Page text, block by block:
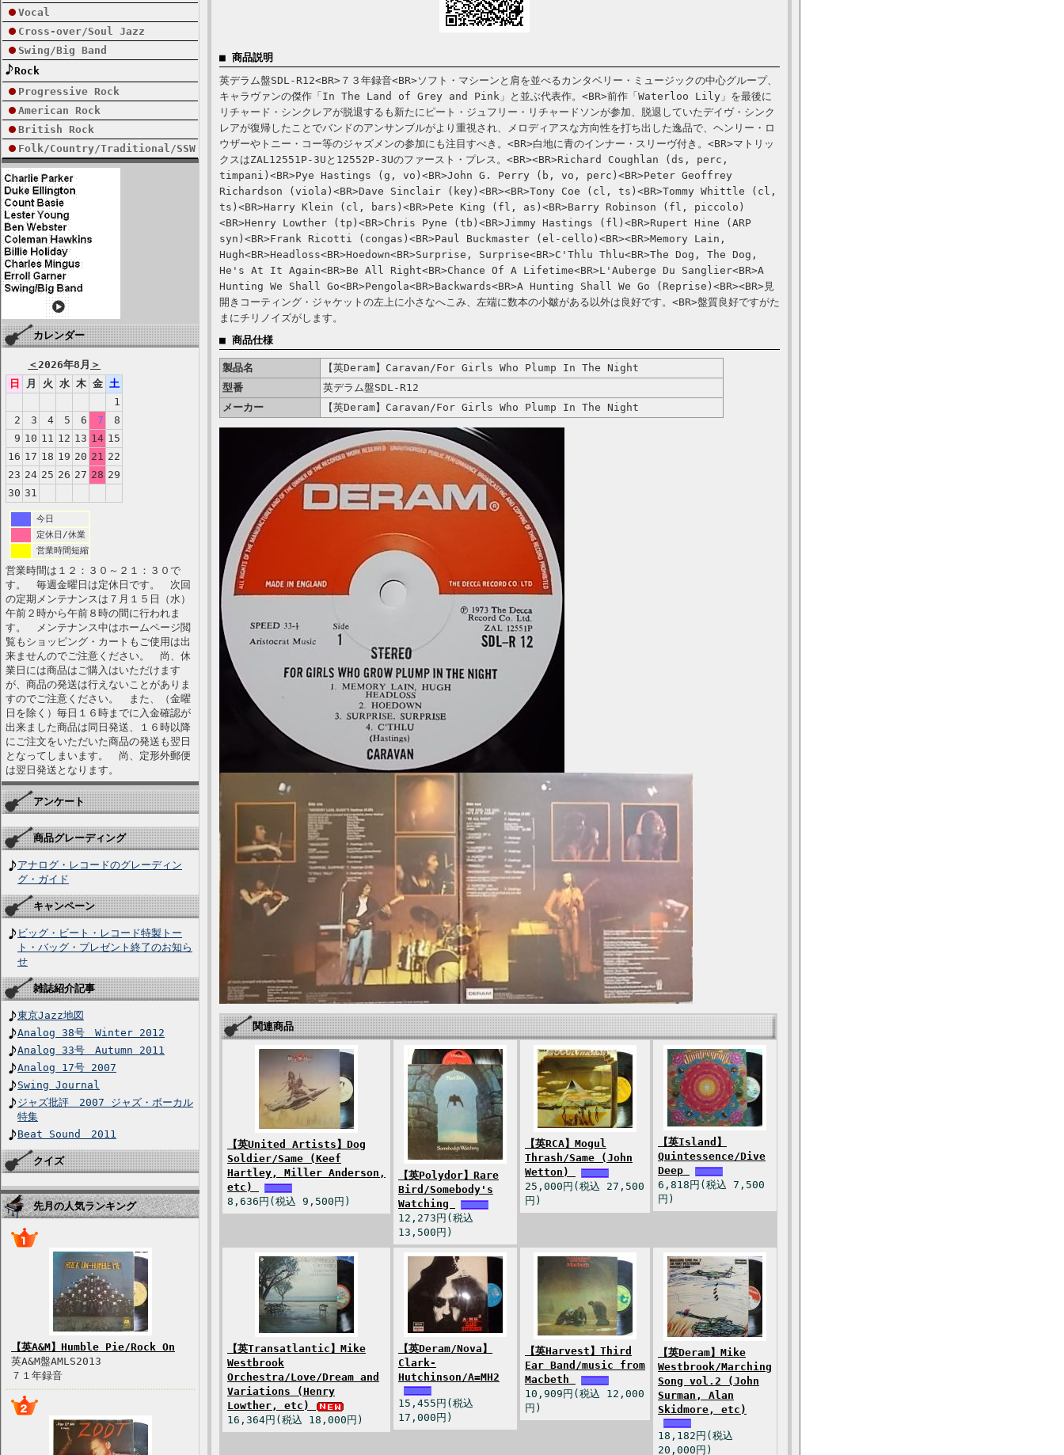
Vocal
Cross-over/Soul Jazz
Swing/Big Band
Rock
Progressive Rock
American Rock
British Rock
Folk/Country/Traditional/SSW
カレンダー
＜2026年8月 ＞
日
月 火 水 木 金 土
1
2
3 4 5 6 7
8
9 10 11 12 13 14 15
16 17 18 19 20 21 22
23 24 25 26 27 28 29
30 31
今日
定休日/休業
営業時間短縮
営業時間は１２：３０～２１：３０で
す。 毎週金曜日は定休日です。 次回
の定期メンテナンスは７月１５日（水）
午前２時から午前８時の間に行われま
す。 メンテナンス中はホームページ閲
覧もショッピング・カートもご使用は出
来ませんのでご注意ください。 尚、休
業日には商品はご購入はいただけます
が、商品の発送は行えないことがありま
すのでご注意ください。 また、（金曜
日を除く）毎日１６時までに入金確認が
出来ました商品は同日発送、１６時以降
にご注文をいただいた商品の発送も翌日
となってしまいます。 尚、定形外郵便
は翌日発送となります。
アンケート
商品グレーディング
アナログ・レコードのグレーディン
グ・ガイド
キャンペーン
ビッグ・ビート・レコード特製トー
ト・バッグ・プレゼント終了のお知ら
せ
雑誌紹介記事
東京Jazz地図
Analog 38号 Winter 2012
Analog 33号 Autumn 2011
Analog 17号 2007
Swing Journal
ジャズ批評 2007 ジャズ・ボーカル
特集
Beat Sound 2011
クイズ
先月の人気ランキング
【英A&M】Humble Pie/Rock On
英A&M盤AMLS2013
７１年録音
■ 商品説明
英デラム盤SDL-R12<BR>７３年録音<BR>ソフト・マシーンと肩を並べるカンタベリー・ミュージックの中心グループ、
キャラヴァンの傑作「In The Land of Grey and Pink」と並ぶ代表作。<BR>前作「Waterloo Lily」を最後に
リチャード・シンクレアが脱退するも新たにピート・ジュフリー・リチャードソンが参加、脱退していたデイヴ・シンク
レアが復帰したことでバンドのアンサンブルがより重視され、メロディアスな方向性を打ち出した逸品で、ヘンリー・ロ
ウザーやトニー・コー等のジャズメンの参加にも注目すべき。<BR>白地に青のインナー・スリーヴ付き。<BR>マトリッ
クスはZAL12551P-3Uと12552P-3Uのファースト・プレス。<BR><BR>Richard Coughlan (ds, perc,
timpani)<BR>Pye Hastings (g, vo)<BR>John G. Perry (b, vo, perc)<BR>Peter Geoffrey
Richardson (viola)<BR>Dave Sinclair (key)<BR><BR>Tony Coe (cl, ts)<BR>Tommy Whittle (cl,
ts)<BR>Harry Klein (cl, bars)<BR>Pete King (fl, as)<BR>Barry Robinson (fl, piccolo)
<BR>Henry Lowther (tp)<BR>Chris Pyne (tb)<BR>Jimmy Hastings (fl)<BR>Rupert Hine (ARP
syn)<BR>Frank Ricotti (congas)<BR>Paul Buckmaster (el-cello)<BR><BR>Memory Lain,
Hugh<BR>Headloss<BR>Hoedown<BR>Surprise, Surprise<BR>C'Thlu Thlu<BR>The Dog, The Dog,
He's At It Again<BR>Be All Right<BR>Chance Of A Lifetime<BR>L'Auberge Du Sanglier<BR>A
Hunting We Shall Go<BR>Pengola<BR>Backwards<BR>A Hunting Shall We Go (Reprise)<BR><BR>見
開きコーティング・ジャケットの左上に小さなへこみ、左端に数本の小皺がある以外は良好です。<BR>盤質良好ですがた
まにチリノイズがします。
■ 商品仕様
製品名
【英Deram】Caravan/For Girls Who Plump In The Night
型番
英デラム盤SDL-R12
メーカー
【英Deram】Caravan/For Girls Who Plump In The Night
関連商品
【英United Artists】Dog
Soldier/Same (Keef
Hartley, Miller Anderson,
etc)
8,636円(税込 9,500円)
【英Polydor】Rare
Bird/Somebody's
Watching
12,273円(税込
13,500円)
【英RCA】Mogul
Thrash/Same (John
Wetton)
25,000円(税込 27,500
円)
【英Island】
Quintessence/Dive
Deep
6,818円(税込 7,500
円)
【英Transatlantic】Mike
Westbrook
Orchestra/Love/Dream and
Variations (Henry
Lowther, etc)
16,364円(税込 18,000円)
【英Deram/Nova】
Clark-
Hutchinson/A=MH2
15,455円(税込
17,000円)
【英Harvest】Third
Ear Band/music from
Macbeth
10,909円(税込 12,000
円)
【英Deram】Mike
Westbrook/Marching
Song vol.2 (John
Surman, Alan
Skidmore, etc)
18,182円(税込
20,000円)